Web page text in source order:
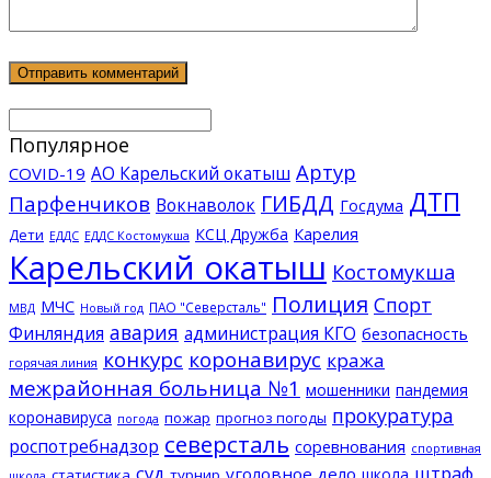
Популярное
COVID-19 АО Карельский окатыш Артур
Парфенчиков Вокнаволок ГИБДД Госдума ДТП
Дети ЕДДС ЕДДС Костомукша КСЦ Дружба Карелия
Карельский окатыш Костомукша
МВД МЧС Новый год ПАО "Северсталь" Полиция Спорт
Финляндия авария администрация КГО безопасность
горячая линия конкурс коронавирус кража
межрайонная больница №1 мошенники пандемия
коронавируса погода пожар прогноз погоды прокуратура
роспотребнадзор северсталь соревнования спортивная
суд уголовное дело штраф